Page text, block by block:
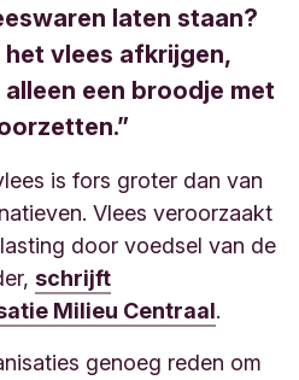
laten staan?
het vlees afkrijgen,
een broodje met
is fors groter dan van
Vlees veroorzaakt
door voedsel van de
schrijft
Milieu Centraal.
genoeg reden om